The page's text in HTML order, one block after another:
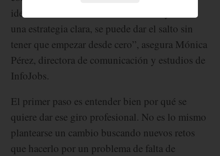
identificar las fortalezas transferibles y trazar
una estrategia clara, se puede dar el salto sin
tener que empezar desde cero”, asegura Mónica
Pérez, directora de comunicación y estudios de
InfoJobs.
El primer paso es entender bien por qué se
quiere dar ese giro profesional. No es lo mismo
plantearse un cambio buscando nuevos retos
que hacerlo por un problema de falta de